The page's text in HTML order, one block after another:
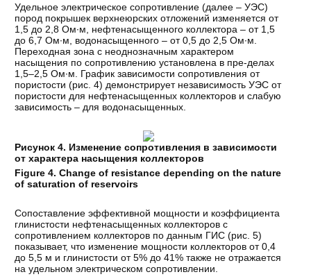
Удельное электрическое сопротивление (далее – УЭС)
пород покрышек верхнеюрских отложений изменяется от
1,5 до 2,8 Ом∙м, нефтенасыщенного коллектора – от 1,5
до 6,7 Ом∙м, водонасыщенного – от 0,5 до 2,5 Ом∙м.
Переходная зона с неоднозначным характером
насыщения по сопротивлению установлена в пре-делах
1,5–2,5 Ом∙м. График зависимости сопротивления от
пористости (рис. 4) демонстрирует независимость УЭС от
пористости для нефтенасыщенных коллекторов и слабую
зависимость – для водонасыщенных.
Рисунок 4. Изменение сопротивления в зависимости
от характера насыщения коллекторов
Figure 4. Change of resistance depending on the nature
of saturation of reservoirs
Сопоставление эффективной мощности и коэффициента
глинистости нефтенасыщенных коллекторов с
сопротивлением коллекторов по данным ГИС (рис. 5)
показывает, что изменение мощности коллекторов от 0,4
до 5,5 м и глинистости от 5% до 41% также не отражается
на удельном электрическом сопротивлении.